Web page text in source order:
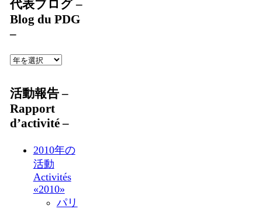
代表ブログ –
Blog du PDG
–
活動報告 –
Rapport
d’activité –
2010年の
活動
Activités
«2010»
パリ